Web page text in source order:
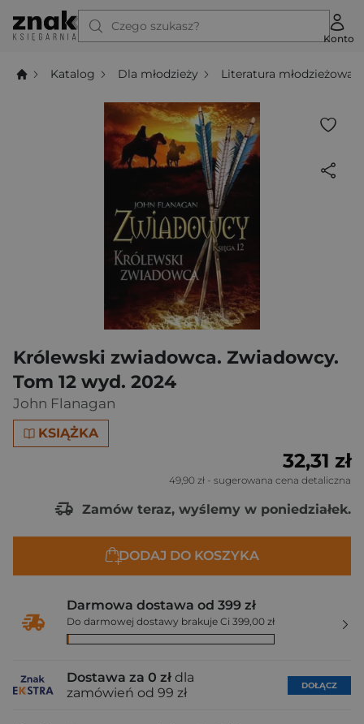
Czego szukasz?
Konto
Katalog Dla młodzieży Literatura młodzieżowa
Królewski zwiadowca. Zwiadowcy.
Tom 12 wyd. 2024
John Flanagan
KSIĄŻKA
32,31 zł
49,90 zł - sugerowana cena detaliczna
Zamów teraz, wyślemy w poniedziałek.
DODAJ DO KOSZYKA
Darmowa dostawa od 399 zł
Do darmowej dostawy brakuje Ci 399,00 zł
Dostawa za 0 zł dla
zamówień od 99 zł
DOŁĄCZ